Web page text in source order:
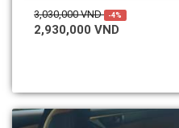
3,030,000 VND -4%
2,930,000 VND